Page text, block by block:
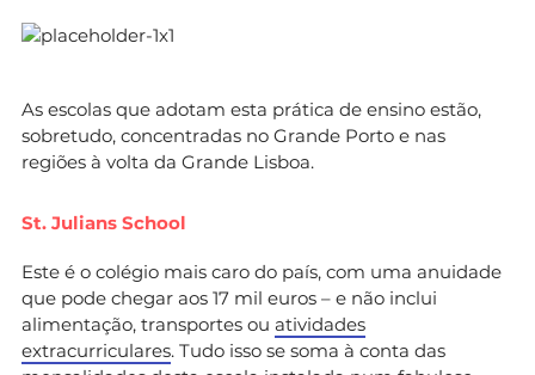
As escolas que adotam esta prática de ensino estão,
sobretudo, concentradas no Grande Porto e nas
regiões à volta da Grande Lisboa.
St. Julians School
Este é o colégio mais caro do país, com uma anuidade
que pode chegar aos 17 mil euros – e não inclui
alimentação, transportes ou atividades
extracurriculares. Tudo isso se soma à conta das